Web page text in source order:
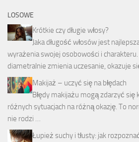
LOSOWE
Krótkie czy długie włosy?
Jaka długość włosów jest
wyrażenia swojej osobowości i
diametralnie zmienia uczesanie, okazuje
Makijaż – uczyć się na błędach
Błędy makijażu mogą zdarzyć się
różnych sytuacjach na różną okazję. To
nie rodzi …
Łupież suchy i tłusty: jak